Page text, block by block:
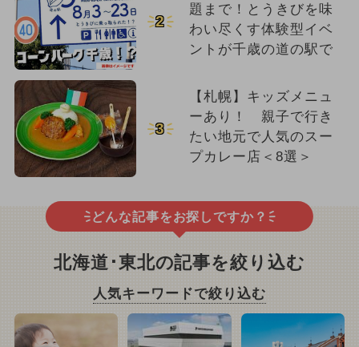
2
題まで！とうきびを味
わい尽くす体験型イベ
ントが千歳の道の駅で
3
【札幌】キッズメニュ
ーあり！ 親子で行き
たい地元で人気のスー
プカレー店＜8選＞
どんな記事をお探しですか？
北海道･東北の記事を絞り込む
人気キーワードで絞り込む